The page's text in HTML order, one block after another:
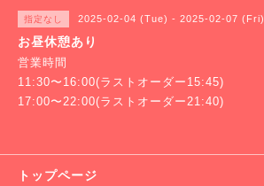
指定なし 2025-02-04 (Tue) - 2025-02-07 (Fri)
お昼休憩あり
営業時間
11:30〜16:00(ラストオーダー15:45)
17:00〜22:00(ラストオーダー21:40)
トップページ